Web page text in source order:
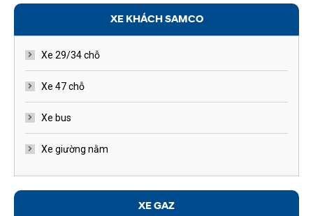
XE KHÁCH SAMCO
Xe 29/34 chỗ
Xe 47 chỗ
Xe bus
Xe giường nằm
XE GAZ